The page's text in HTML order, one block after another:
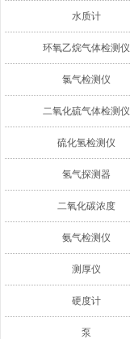
水质计
环氧乙烷气体检测仪
氯气检测仪
二氧化硫气体检测仪
硫化氢检测仪
氢气探测器
二氧化碳浓度
氨气检测仪
测厚仪
硬度计
泵